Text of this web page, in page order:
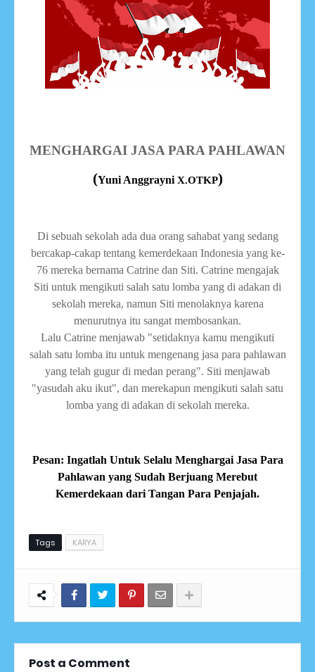
MENGHARGAI JASA PARA PAHLAWAN
(Yuni AnggrayniX.OTKP)
Di sebuah sekolah ada dua orang sahabat yang sedang
bercakap-cakap tentang kemerdekaan Indonesia yang ke-
76 mereka bernama Catrine dan Siti. Catrinemengajak
Siti untuk mengikuti salah satu lomba yang di adakan di
sekolah mereka, namun Siti menolaknya karena
menurutnya itu sangat membosankan.
Lalu Catrine menjawab "setidaknya kamu mengikuti
salah satu lomba itu untuk mengenang jasa para pahlawan
yang telah gugur di medan perang". Siti menjawab
"yasudah aku ikut", dan merekapun mengikuti salah satu
lomba yang di adakan di sekolah mereka.
Pesan: Ingatlah Untuk Selalu Menghargai Jasa Para
Pahlawan yang Sudah Berjuang Merebut
Kemerdekaan dari Tangan Para Penjajah.
Tags KARYA
Post a Comment